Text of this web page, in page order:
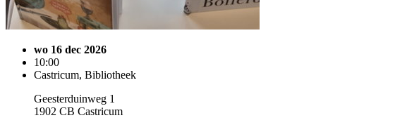
wo 16 dec 2026
10:00
Castricum, Bibliotheek
Geesterduinweg 1
1902 CB Castricum